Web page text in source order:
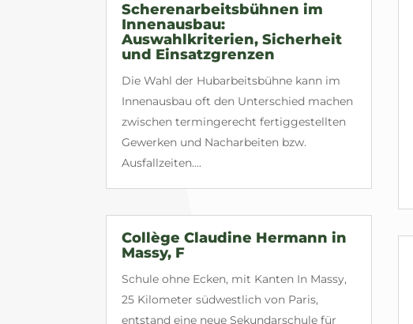
Scherenarbeitsbühnen im
Innenausbau:
Auswahlkriterien, Sicherheit
und Einsatzgrenzen
Die Wahl der Hubarbeitsbühne kann im
Innenausbau oft den Unterschied machen
zwischen termingerecht fertiggestellten
Gewerken und Nacharbeiten bzw.
Ausfallzeiten....
Collège Claudine Hermann in
Massy, F
Schule ohne Ecken, mit Kanten In Massy,
25 Kilometer südwestlich von Paris,
entstand eine neue Sekundarschule für